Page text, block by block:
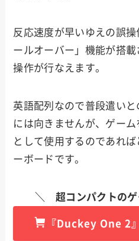
反応速度が早いゆえの誤
ールオーバー」機能が搭
操作が行なえます。
英語配列なので普段遣い
には向きませんが、ゲー
として使用するのであれ
ーボードです。
＼ 超コンパクトの
『 Duckey One 2